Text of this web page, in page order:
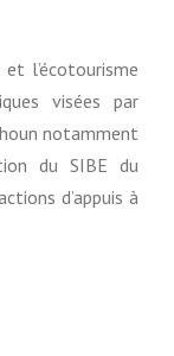
l’écotourisme
visées par
notamment
du SIBE du
d’appuis à